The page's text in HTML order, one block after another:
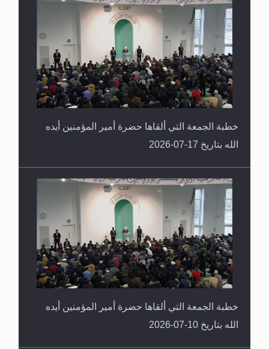
خطبة الجمعة التي ألقاها حضرة أمير المؤمنين أيده
الله بتاريخ 17-07-2026
خطبة الجمعة التي ألقاها حضرة أمير المؤمنين أيده
الله بتاريخ 10-07-2026